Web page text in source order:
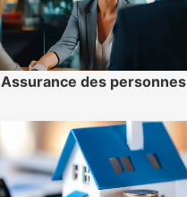
Assurance des personnes